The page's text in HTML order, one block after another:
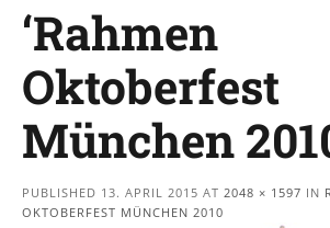
‘Rahmen
Oktoberfest
München
PUBLISHED 13. APRIL 2015 AT 2048 × 1597 IN
OKTOBERFEST MÜNCHEN 2010